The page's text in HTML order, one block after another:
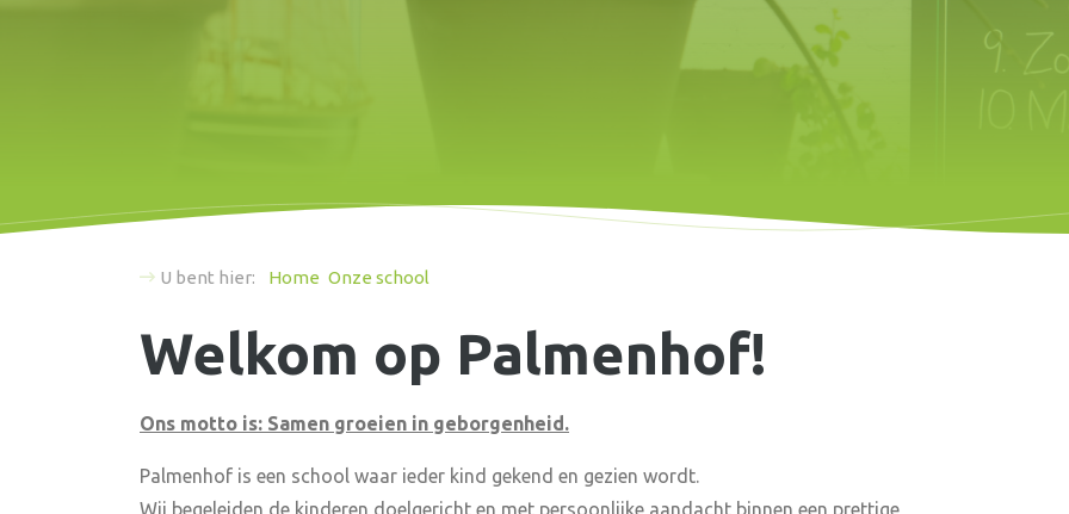
U bent hier: Home Onze school
Welkom op Palmenhof!
Ons motto is: Samen groeien in geborgenheid.
Palmenhof is een school waar ieder kind gekend en gezien wordt.
Wij begeleiden de kinderen doelgericht en met persoonlijke aandacht binnen een prettige